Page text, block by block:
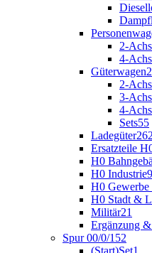
2-
4-
Güterwagen
2-
3-
4-
Sets55
Ladegüter262
Ersatzteile
H0
H0 Industrie
H0
H0 Stadt &
Militär21
Ergänzung
Spur 00/0/1 52
(Start)Set1